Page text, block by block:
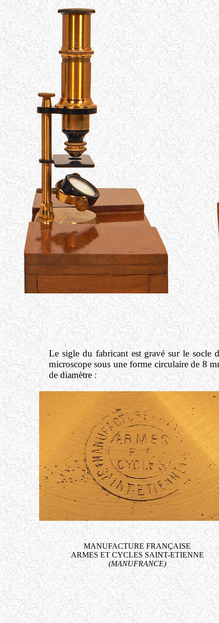
Le sigle du fabricant est gravé sur le socle
microscope sous une forme circulaire de 8
de diamètre :
MANUFACTURE FRANÇAISE
ARMES ET CYCLES SAINT-ETIENNE
(MANUFRANCE)